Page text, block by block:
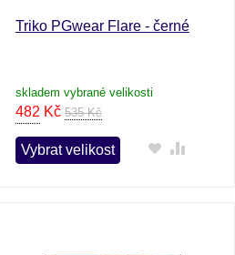
Triko PGwear Flare - černé
skladem vybrané velikosti
482 Kč 535 Kč
Vybrat velikost